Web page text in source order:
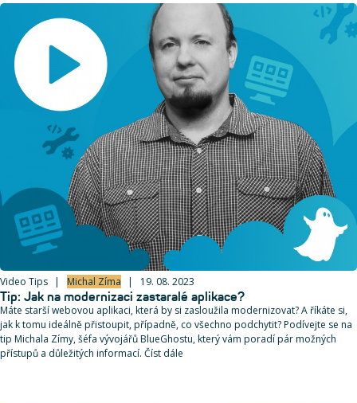
Video Tips Michal Zíma 19. 08. 2023
Tip: Jak na modernizaci zastaralé aplikace?
Máte starší webovou aplikaci, která by si zasloužila modernizovat? A říkáte si,
jak k tomu ideálně přistoupit, případně, co všechno podchytit? Podívejte se na
tip Michala Zímy, šéfa vývojářů BlueGhostu, který vám poradí pár možných
přístupů a důležitých informací. Číst dále